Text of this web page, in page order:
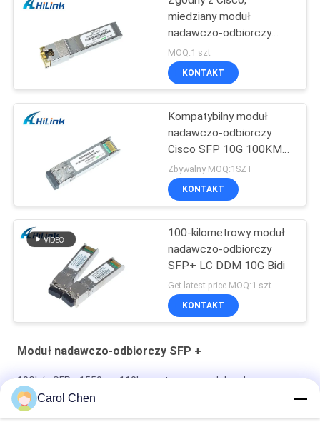
miedziany moduł
nadawczo-odbiorczy
SFP + 10G SFP -10G-T
złącze RJ45
MOQ:1 szt
KONTAKT
Kompatybilny moduł
nadawczo-odbiorczy
Cisco SFP 10G 100KM
26db Dwdm SFP +
Zbywalny MOQ:1SZT
KONTAKT
100-kilometrowy moduł
nadawczo-odbiorczy
SFP+ LC DDM 10G Bidi
Get latest price MOQ:1 szt
KONTAKT
Moduł nadawczo-odbiorczy SFP +
10Gb/s SFP+ 1550nm 110km optyczny moduł nadawczo-
odbiorczy Zgodny z RoHS
25Gbps BIDI 40KM 1270/1310nm 40KM APD LC DOM
Carol Chen